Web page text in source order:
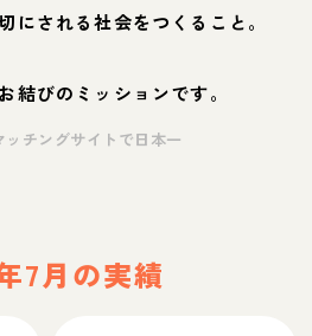
にされる社会をつくること。
結びのミッションです。
チングサイトで日本一
7月の実績